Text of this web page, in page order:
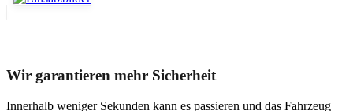
Wir garantieren mehr Sicherheit
Innerhalb weniger Sekunden kann es passieren und das Fahrzeug